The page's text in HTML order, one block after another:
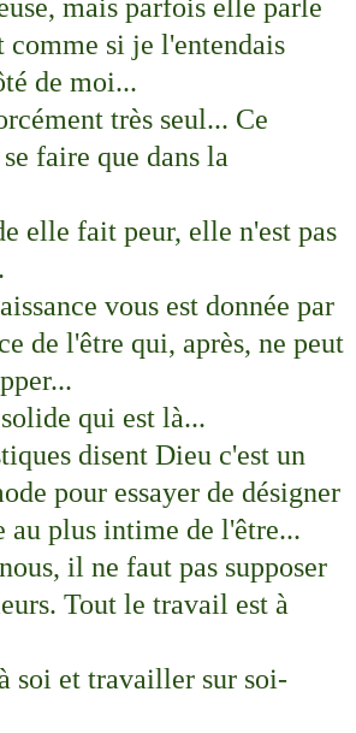
mais parfois elle parle
comme si je l'entendais
de moi...
très seul... Ce
faire que dans la
elle fait peur, elle n'est pas
vous est donnée par
de l'être qui, après, ne peut
qui est là...
disent Dieu c'est un
pour essayer de désigner
au plus intime de l'être...
il ne faut pas supposer
Tout le travail est à
soi et travailler sur soi-